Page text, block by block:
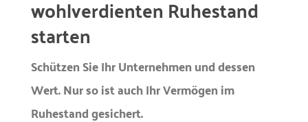
wohlverdienten Ruhestand
starten
Schützen Sie Ihr Unternehmen und dessen
Wert. Nur so ist auch Ihr Vermögen im
Ruhestand gesichert.